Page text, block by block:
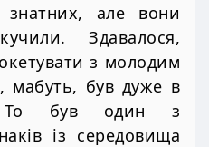
але вони
Здавалося,
з молодим
мабуть, був дуже в
То був один з
із середовища